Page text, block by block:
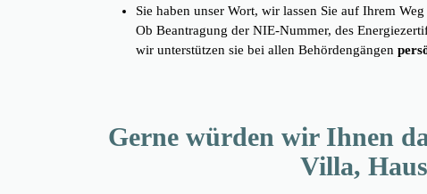
Sie haben unser Wort, wir lassen Sie auf Ihrem
Ob Beantragung der NIE-Nummer, des
wir unterstützen sie bei allen Behördengängen
Gerne würden wir Ihnen
Villa,